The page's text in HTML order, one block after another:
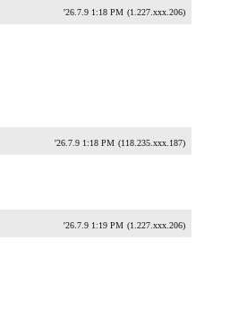
'26.7.9 1:18 PM (1.227.xxx.206)
'26.7.9 1:18 PM (118.235.xxx.187)
'26.7.9 1:19 PM (1.227.xxx.206)